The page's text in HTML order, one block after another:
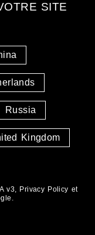
SITE
Russia
Kingdom
v3, Privacy Policy et